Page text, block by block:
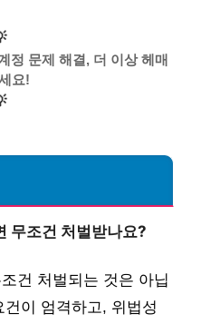
정 문제 해결, 더 이상 헤매
요!
무조건 처벌받나요?
건 처벌되는 것은 아닙
이 엄격하고, 위법성